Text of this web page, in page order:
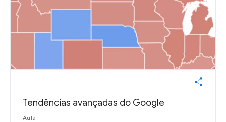
Tendências avançadas do Google
Aula